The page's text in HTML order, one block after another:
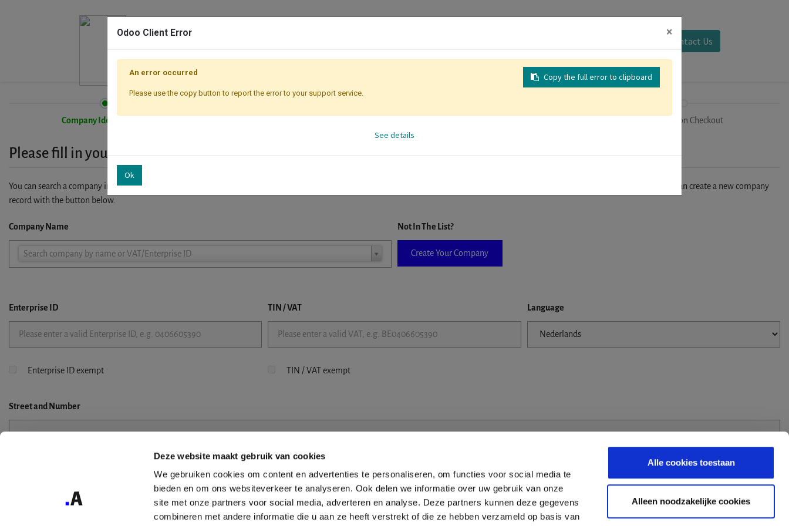
Deze website maakt gebruik van cookies
We gebruiken cookies om content en advertenties te personaliseren, om functies voor social media te
bieden en om ons websiteverkeer te analyseren. Ook delen we informatie over uw gebruik van onze
site met onze partners voor social media, adverteren en analyse. Deze partners kunnen deze gegevens
combineren met andere informatie die u aan ze heeft verstrekt of die ze hebben verzameld op basis van
Alle cookies toestaan
Alleen noodzakelijke cookies
Contact Us
Company Identification Registration Checkout
Please fill in your company details
You can search a company in our database by name, VAT or enterprise ID. When a company is selected it will auto-complete the form. If you don't find your company in our database, you can create a new company
record with the button below.
Company Name
Search company by name or VAT/Enterprise ID
Company
Not In The List?
Create Your Company
Enterprise ID TIN / VAT Language
Enterprise ID exempt TIN / VAT exempt
Streetand Number
Odoo Client Error ×
Copy the full error to clipboard
An error occurred
Please use the copy button to report the error to your support service.
See details
Ok